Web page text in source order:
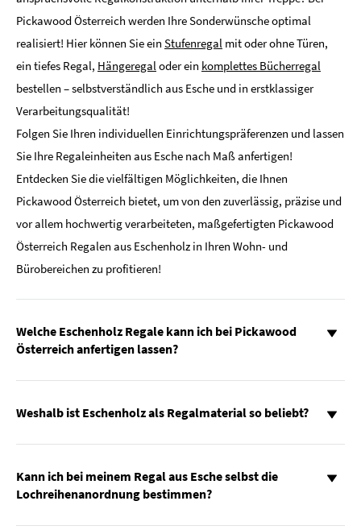
Pickawood Österreich werden Ihre Sonderwünsche optimal
realisiert! Hier können Sie ein Stufenregal mit oder ohne Türen,
ein tiefes Regal, Hängeregaloder ein komplettes Bücherregal
bestellen – selbstverständlich aus Esche und in erstklassiger
Verarbeitungsqualität!
Folgen Sie Ihren individuellen Einrichtungspräferenzen und lassen
Sie Ihre Regaleinheiten aus Esche nach Maß anfertigen!
Entdecken Sie die vielfältigen Möglichkeiten, die Ihnen
Pickawood Österreich bietet, um von den zuverlässig, präzise und
vor allem hochwertig verarbeiteten, maßgefertigten Pickawood
Österreich Regalen aus Eschenholz in Ihren Wohn- und
Bürobereichen zu profitieren!
Welche Eschenholz Regale kann ich bei Pickawood
Österreich anfertigen lassen?
Weshalb ist Eschenholz als Regalmaterial so beliebt?
Kann ich bei meinem Regal aus Esche selbst die
Lochreihenanordnung bestimmen?